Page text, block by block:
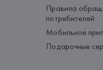
Правила
потребителей
Мобильное
Подарочные